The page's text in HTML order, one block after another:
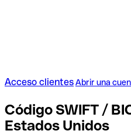
Acceso clientesAbrir una
Código SWIFT /
Estados Unidos